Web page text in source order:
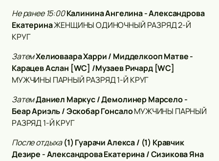
Не ранее 15:00Калинина Ангелина - Александрова
ЕкатеринаЖЕНЩИНЫ ОДИНОЧНЫЙ РАЗРЯД 2-Й
КРУГ
ЗатемХелиоваара Харри / Мидделкооп Матве -
Карацев Аслан [WC] /Музаев Ричард [WC]
МУЖЧИНЫ ПАРНЫЙ РАЗРЯД 1-Й КРУГ
ЗатемДаниел Маркус / Демолинер Марсело -
Беар Ариэль / Эскобар ГонсалоМУЖЧИНЫ ПАРНЫЙ
РАЗРЯД 1-Й КРУГ
После отдыха (1) Гуарачи Алекса / (1) Кравчик
Дезире - Александрова Екатерина / Сизикова Яна